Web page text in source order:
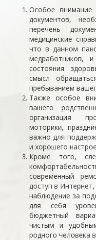
Особое внимание
документов,
перечень
медицинские
что в данном
медработников,
состояния
смысл
пребыванием
Также особое
вашего
организация
моторики,
важно для
и хорошего
Кроме того,
современный
доступ в
наблюдение за
для себя
бюджетный
чистым и
родного человека